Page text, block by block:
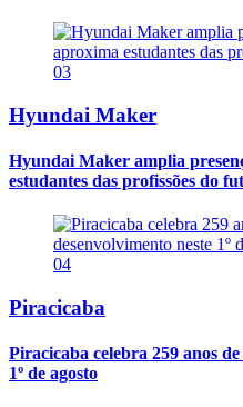
03
Hyundai Maker
Hyundai Maker amplia
estudantes das profissões do
04
Piracicaba
Piracicaba celebra 259 anos
1º de agosto